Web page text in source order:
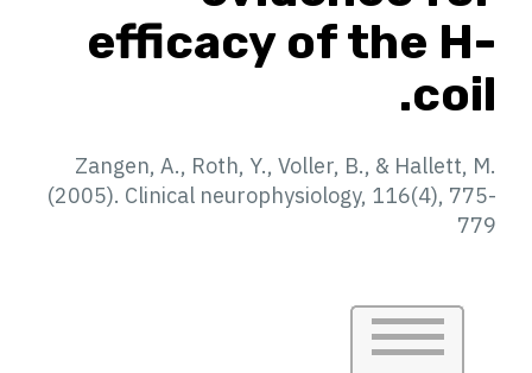
efficacy of the H-
coil.
Zangen, A., Roth, Y., Voller, B., & Hallett, M.
(2005). Clinical neurophysiology, 116(4), 775-
779